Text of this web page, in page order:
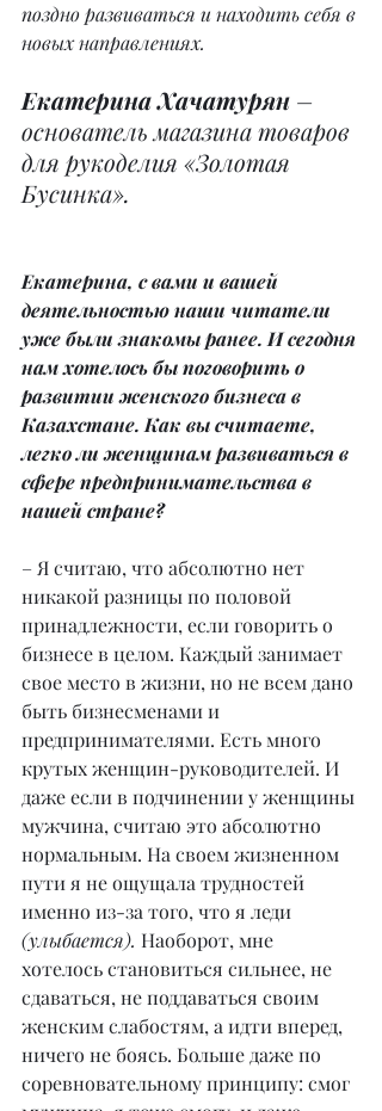
поздно развиваться и находить себя в
новых направлениях.
Екатерина Хачатурян –
основатель магазина товаров
для рукоделия «Золотая
Бусинка».
Екатерина, с вами и вашей
деятельностью наши читатели
уже были знакомы ранее. И сегодня
нам хотелось бы поговорить о
развитии женского бизнеса в
Казахстане. Как вы считаете,
легко ли женщинам развиваться в
сфере предпринимательства в
нашей стране?
– Я считаю, что абсолютно нет
никакой разницы по половой
принадлежности, если говорить о
бизнесе в целом. Каждый занимает
свое место в жизни, но не всем дано
быть бизнесменами и
предпринимателями. Есть много
крутых женщин-руководителей. И
даже если в подчинении у женщины
мужчина, считаю это абсолютно
нормальным. На своем жизненном
пути я не ощущала трудностей
именно из-за того, что я леди
(улыбается). Наоборот, мне
хотелось становиться сильнее, не
сдаваться, не поддаваться своим
женским слабостям, а идти вперед,
ничего не боясь. Больше даже по
соревновательному принципу: смог